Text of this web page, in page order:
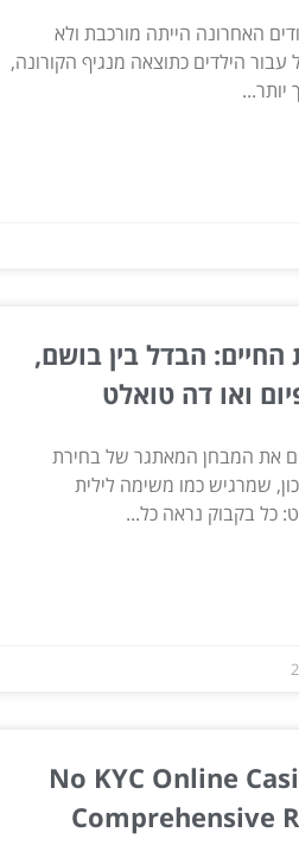
האחרונה הייתה מורכבת ולא
הילדים כתוצאה מנגיף הקורונה,
יותר...
החיים: הבדל בין בושם,
ואו דה טואלט
את המבחן המאתגר של בחירת
שמרגיש כמו משימה לילית
כל בקבוק נראה כל...
No KYC Online
Comprehensive